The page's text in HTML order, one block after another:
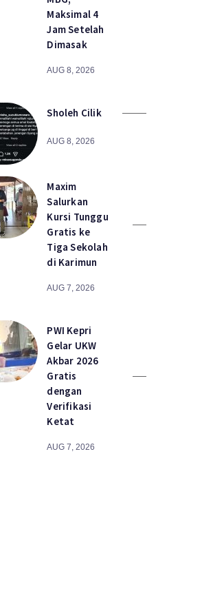
Maksimal 4
Jam Setelah
Dimasak
AUG 8, 2026
Sholeh Cilik
AUG 8, 2026
Maxim
Salurkan
Kursi Tunggu
Gratis ke
Tiga Sekolah
di Karimun
AUG 7, 2026
PWI Kepri
Gelar UKW
Akbar 2026
Gratis
dengan
Verifikasi
Ketat
AUG 7, 2026